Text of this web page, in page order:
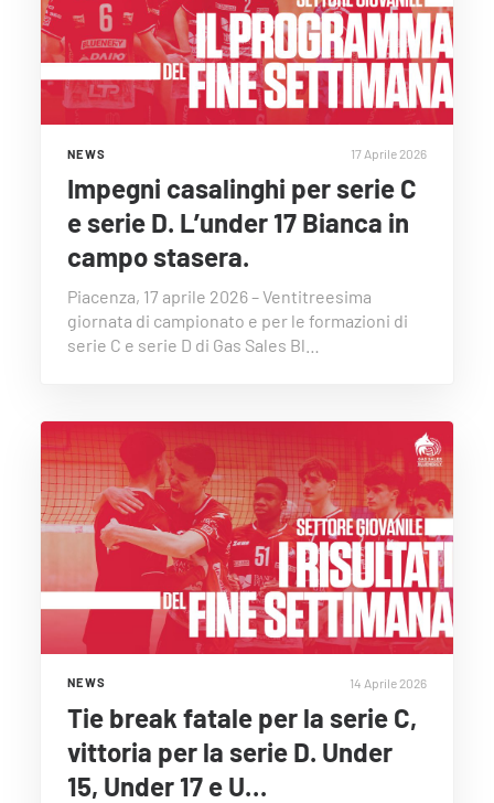
NEWS 17 Aprile 2026
Impegni casalinghi per serie C
e serie D. L’under 17 Bianca in
campo stasera.
Piacenza, 17 aprile 2026 – Ventitreesima
giornata di campionato e per le formazioni di
serie C e serie D di Gas Sales Bl…
NEWS 14 Aprile 2026
Tie break fatale per la serie C,
vittoria per la serie D. Under
15, Under 17 e U…